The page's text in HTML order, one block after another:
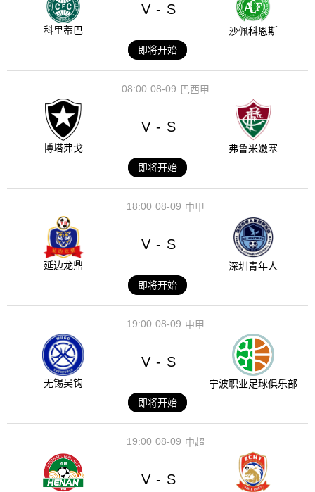
科里蒂巴
V - S
沙佩科恩斯
即将开始
08-09
08:00 巴西甲
博塔弗戈
V - S
弗鲁米嫩塞
即将开始
08-09
18:00 中甲
延边龙鼎
V - S
深圳青年人
即将开始
08-09
19:00 中甲
无锡吴钩
V - S
宁波职业足球俱乐部
即将开始
08-09
19:00 中超
V - S